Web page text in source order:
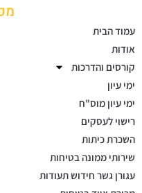
עמוד הבית
אודות
קורסים והדרכות
ימי עיון
ימי עיון מוס"ח
רישוי לעסקים
השכרת כיתות
שירותי ממונה בטיחות
עגורן גשר חידוש תעודות